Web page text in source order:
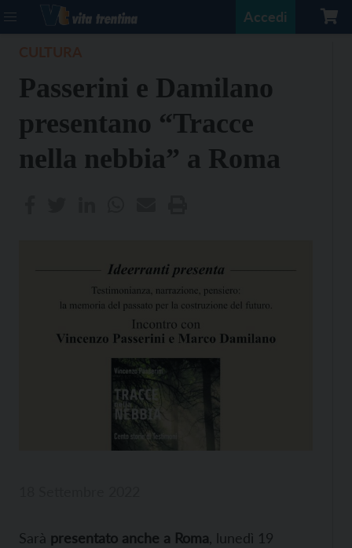
Accedi
Passerini e Damilano
presentano “Tracce
nella nebbia” a Roma
Sarà presentato anche a Roma , lunedì 19